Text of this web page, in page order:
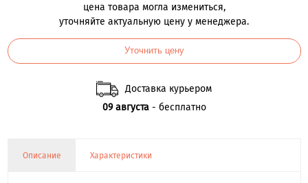
цена товара могла измениться,
уточняйте актуальную цену у менеджера.
Уточнить цену
Доставка курьером
09 августа- бесплатно
Описание Характеристики